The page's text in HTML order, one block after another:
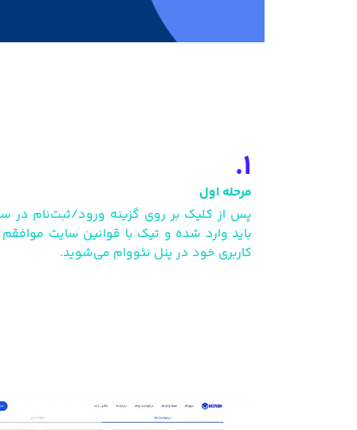
1.
مرحله اول
پس از کلیک بر روی گزینه ورود/ثبت‌نام در
باید وارد شده و تیک با قوانین سایت
کاربری خود در پنل نئووام می‌شوید.